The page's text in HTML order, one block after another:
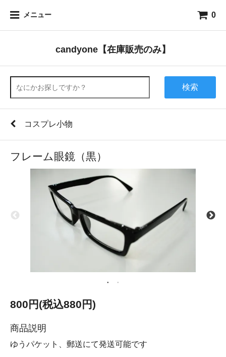
メニュー 0
candyone【在庫販売のみ】
検索
コスプレ小物
フレーム眼鏡（黒）
800円(税込880円)
商品説明
ゆうパケット、郵送にて発送可能です